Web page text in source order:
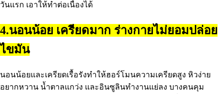
วันแรก เอาให้ทำต่อเนื่องได้
4.นอนน้อย เครียดมาก ร่างกายไม่ยอมปล่อย
ไขมัน
นอนน้อยและเครียดเรื้อรังทำให้ฮอร์โมนความเครียดสูง หิวง่าย
อยากหวาน น้ำตาลแกว่ง และอินซูลินทำงานแย่ลง บางคนคุม